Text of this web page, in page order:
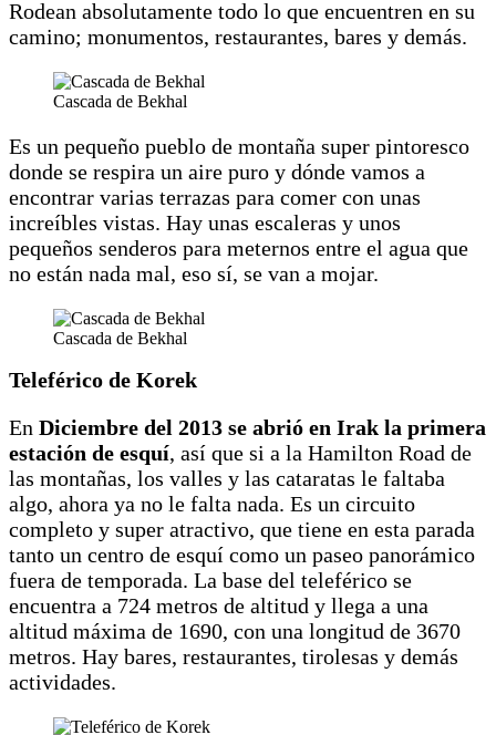
Rodean absolutamente todo lo que encuentren en su
camino; monumentos, restaurantes, bares y demás.
Cascada de Bekhal
Es un pequeño pueblo de montaña super pintoresco
donde se respira un aire puro y dónde vamos a
encontrar varias terrazas para comer con unas
increíbles vistas. Hay unas escaleras y unos
pequeños senderos para meternos entre el agua que
no están nada mal, eso sí, se van a mojar.
Cascada de Bekhal
Teleférico de Korek
En Diciembre del 2013 se abrió en Irak la primera
estación de esquí, así que si a la Hamilton Road de
las montañas, los valles y las cataratas le faltaba
algo, ahora ya no le falta nada. Es un circuito
completo y super atractivo, que tiene en esta parada
tanto un centro de esquí como un paseo panorámico
fuera de temporada. La base del teleférico se
encuentra a 724 metros de altitud y llega a una
altitud máxima de 1690, con una longitud de 3670
metros. Hay bares, restaurantes, tirolesas y demás
actividades.